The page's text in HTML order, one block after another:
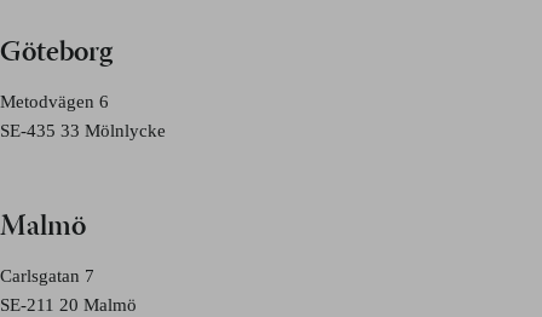
Göteborg
Metodvägen 6
SE-435 33 Mölnlycke
Malmö
Carlsgatan 7
SE-211 20 Malmö